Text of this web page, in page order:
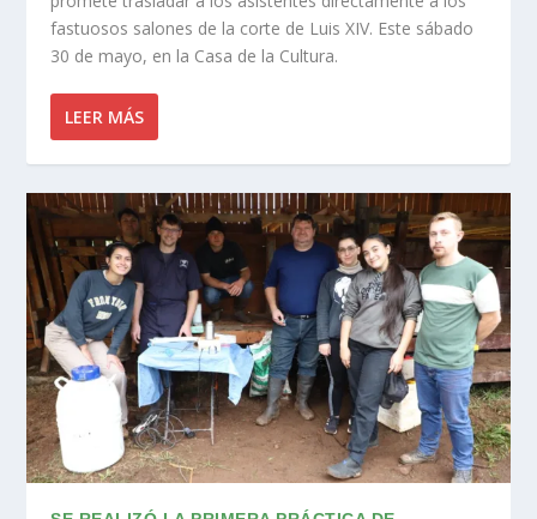
fastuosos salones de la corte de Luis XIV. Este sábado
30 de mayo, en la Casa de la Cultura.
LEER MÁS